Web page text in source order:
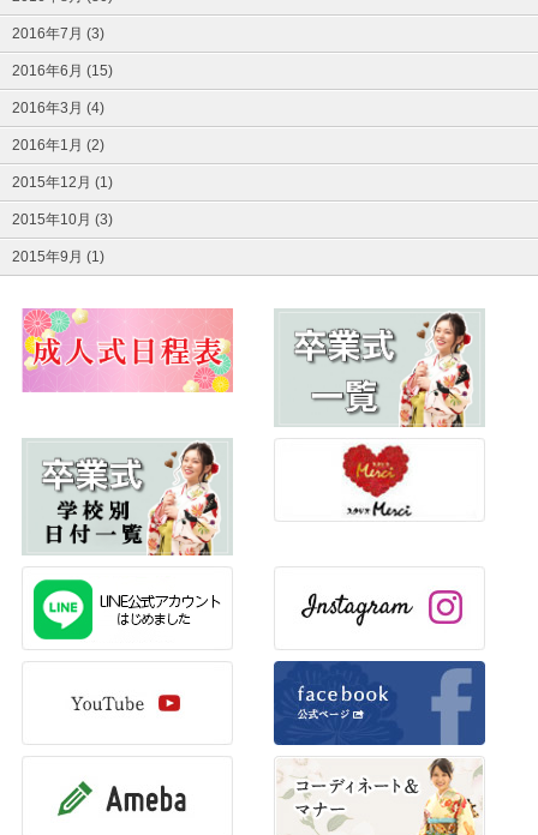
2016年7月 (3)
2016年6月 (15)
2016年3月 (4)
2016年1月 (2)
2015年12月 (1)
2015年10月 (3)
2015年9月 (1)